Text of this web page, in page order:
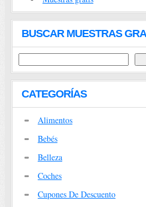
BUSCAR MUESTRAS
CATEGORÍAS
Alimentos
Bebés
Belleza
Coches
Cupones De Descuento